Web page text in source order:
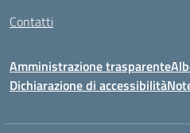
Contatti
Amministrazione trasparente
Dichiarazione di accessibilità